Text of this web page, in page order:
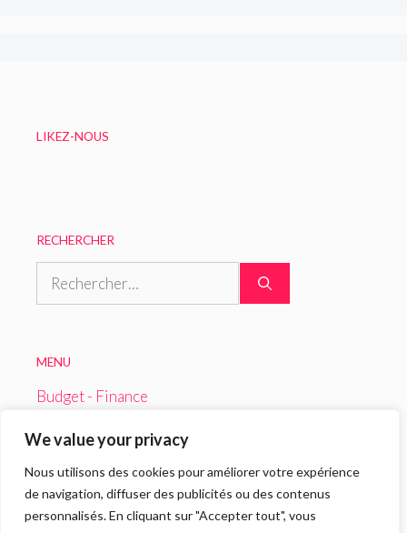
We value your privacy
Nous utilisons des cookies pour améliorer votre expérience
de navigation, diffuser des publicités ou des contenus
personnalisés. En cliquant sur "Accepter tout", vous
LIKEZ-NOUS
RECHERCHER
Rechercher :
MENU
Budget - Finance
Loisirs
Santé